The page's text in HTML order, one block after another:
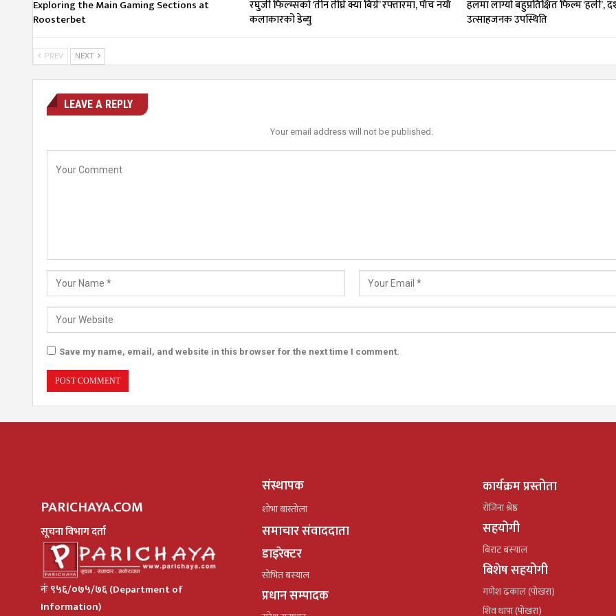
Exploring the Main Gaming Sections at
Roosterbet
रघुजी फिल्म्सको ‘तीन तीघ्रे क्या बिग्रे’ रफ्तारमा, पाँच नयाँ
कलाकारको डेब्यु
हलमा लाग्यो बहुप्रतिक्षित फिल्म ‘हली’,
उत्साहजनक उपस्थिति
PREV NEXT
LEAVE A REPLY
Your email address will not be published.
Save my name, email, and website in this browser for the next time I comment.
PARICHAYA.COM
सूचना विभाग दर्ता
नंः ९५६/०७५/७६ (Department of
Information)
संस्थापक
शोभा बास्तोला
समाचार संवाददाता
डाइरेक्टर
सोभित बस्याल
प्रधान सम्पादक
कार्यक्रम प्रस्तोता
रोजिना श्रेष्ठ
सहयोगी
बिराट बस्याल
बिशेष सहयोगी
गणेश ढकाल (पोखरा)
शिव थापा (पोखरा)